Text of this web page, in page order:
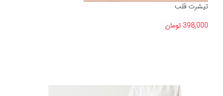
تیشرت قلب
398,000 تومان